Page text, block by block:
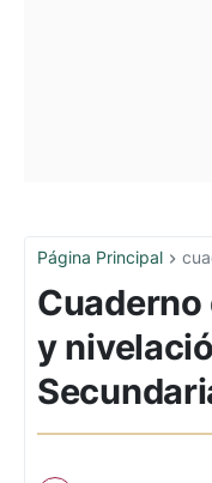
Página Principal
y